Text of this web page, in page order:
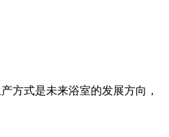
方式是未来浴室的发展方向，